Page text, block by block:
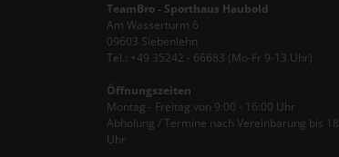
TeamBro - Sporthaus Haubold
Am Wasserturm 6
09603 Siebenlehn
Tel.: +49 35242 - 66683 (Mo-Fr 9-13 Uhr)
Öffnungszeiten
Montag - Freitag von 9:00 - 16:00 Uhr
Abholung / Termine nach Vereinbarung bis 18
Uhr